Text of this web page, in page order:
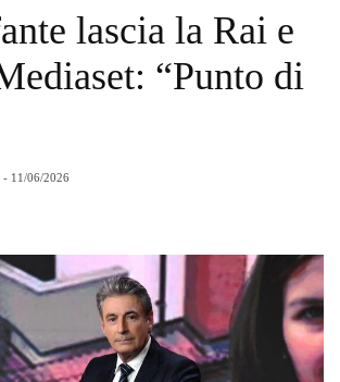
lascia la Rai e
“Punto di
- 11/06/2026